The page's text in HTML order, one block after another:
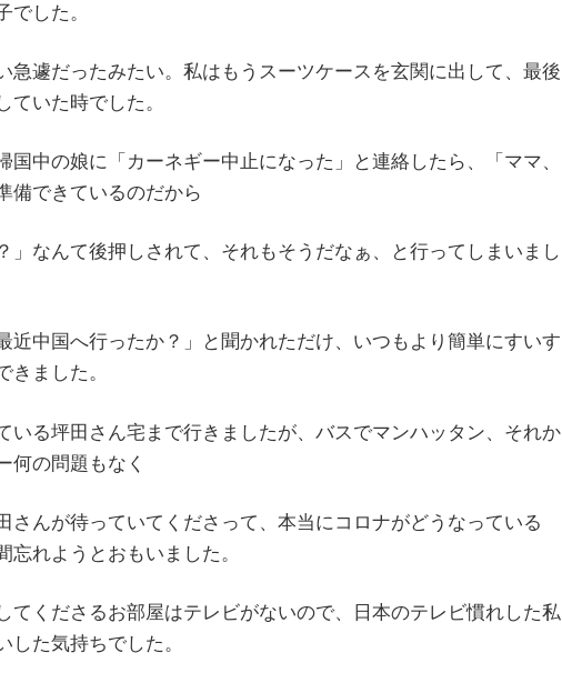
でした。
急遽だったみたい。私はもうスーツケースを玄関に出して、最後
ていた時でした。
国中の娘に「カーネギー中止になった」と連絡したら、「ママ、
備できているのだから
」なんて後押しされて、それもそうだなぁ、と行ってしまいまし
近中国へ行ったか？」と聞かれただけ、いつもより簡単にすいす
きました。
いる坪田さん宅まで行きましたが、バスでマンハッタン、それか
何の問題もなく
さんが待っていてくださって、本当にコロナがどうなっている
忘れようとおもいました。
てくださるお部屋はテレビがないので、日本のテレビ慣れした私
した気持ちでした。